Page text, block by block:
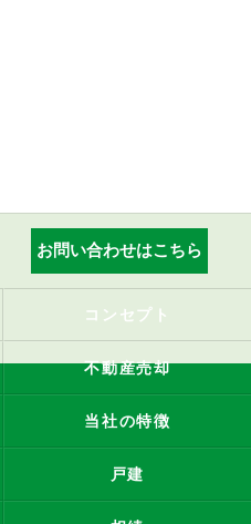
お問い合わせはこちら
コンセプト
不動産売却
当社の特徴
戸建